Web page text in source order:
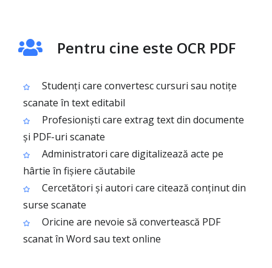
Pentru cine este OCR PDF
Studenți care convertesc cursuri sau notițe
scanate în text editabil
Profesioniști care extrag text din documente
și PDF-uri scanate
Administratori care digitalizează acte pe
hârtie în fișiere căutabile
Cercetători și autori care citează conținut din
surse scanate
Oricine are nevoie să convertească PDF
scanat în Word sau text online